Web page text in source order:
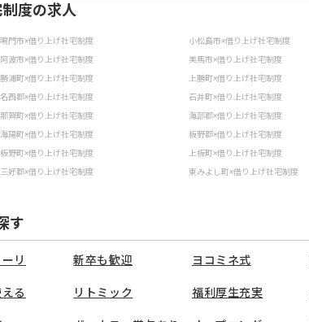
度の求人
鳴門市×借り上げ社宅制度 小松島市×借り上げ社宅制度
阿波市×借り上げ社宅制度 美馬市×借り上げ社宅制度
勝浦町×借り上げ社宅制度 上勝町×借り上げ社宅制度
名西郡×借り上げ社宅制度 石井町×借り上げ社宅制度
那賀町×借り上げ社宅制度 海部郡×借り上げ社宅制度
海陽町×借り上げ社宅制度 板野郡×借り上げ社宅制度
板野町×借り上げ社宅制度 上板町×借り上げ社宅制度
三好郡×借り上げ社宅制度 東みよし町×借り上げ社宅制度
す
リ 新卒も歓迎 ヨコミネ式
る リトミック 福利厚生充実